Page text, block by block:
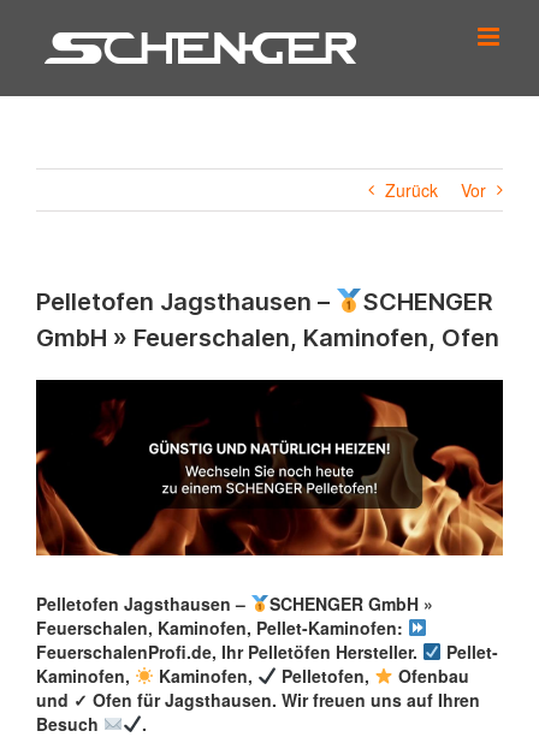
springen
Zurück Vor
Pelletofen Jagsthausen –
SCHENGER
GmbH » Feuerschalen, Kaminofen, Ofen
Pelletofen Jagsthausen –
SCHENGER GmbH »
Feuerschalen, Kaminofen, Pellet-Kaminofen:
FeuerschalenProfi.de, Ihr Pelletöfen Hersteller.
Pellet-
Kaminofen,
Kaminofen, Pelletofen,
Ofenbau
und ✓ Ofen für Jagsthausen. Wir freuen uns auf Ihren
Besuch
.